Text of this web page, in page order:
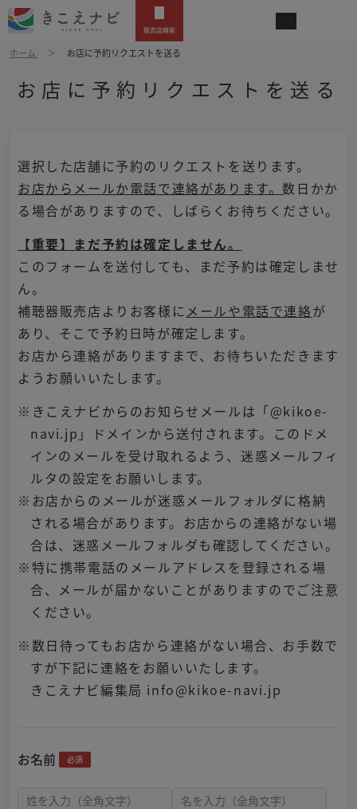
販売店検索
ホーム お店に予約リクエストを送る
お店に予約リクエストを送る
選択した店舗に予約のリクエストを送ります。
お店からメールか電話で連絡があります。数日かか
る場合がありますので、しばらくお待ちください。
【重要】まだ予約は確定しません。
このフォームを送付しても、まだ予約は確定しませ
ん。
補聴器販売店よりお客様にメールや電話で連絡が
あり、そこで予約日時が確定します。
お店から連絡がありますまで、お待ちいただきます
ようお願いいたします。
※きこえナビからのお知らせメールは「@kikoe-
navi.jp」ドメインから送付されます。このドメ
インのメールを受け取れるよう、迷惑メールフィ
ルタの設定をお願いします。
※お店からのメールが迷惑メールフォルダに格納
される場合があります。お店からの連絡がない場
合は、迷惑メールフォルダも確認してください。
※特に携帯電話のメールアドレスを登録される場
合、メールが届かないことがありますのでご注意
ください。
※数日待ってもお店から連絡がない場合、お手数で
すが下記に連絡をお願いいたします。
きこえナビ編集局 info@kikoe-navi.jp
お名前 必須